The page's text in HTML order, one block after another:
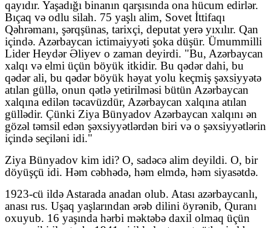
qayıdır. Yaşadığı binanın qarşısında ona hücum edirlər.
Bıçaq və odlu silah. 75 yaşlı alim, Sovet İttifaqı
Qəhrəmanı, şərqşünas, tarixçi, deputat yerə yıxılır. Qan
içində. Azərbaycan ictimaiyyəti şoka düşür. Ümummilli
Lider Heydər Əliyev o zaman deyirdi. "Bu, Azərbaycan
xalqı və elmi üçün böyük itkidir. Bu qədər dahi, bu
qədər ali, bu qədər böyük həyat yolu keçmiş şəxsiyyətə
atılan güllə, onun qətlə yetirilməsi bütün Azərbaycan
xalqına edilən təcavüzdür, Azərbaycan xalqına atılan
güllədir. Çünki Ziya Bünyadov Azərbaycan xalqını ən
gözəl təmsil edən şəxsiyyətlərdən biri və o şəxsiyyətlərin
içində seçiləni idi."
Ziya Bünyadov kim idi? O, sadəcə alim deyildi. O, bir
döyüşçü idi. Həm cəbhədə, həm elmdə, həm siyasətdə.
1923-cü ildə Astarada anadan olub. Atası azərbaycanlı,
anası rus. Uşaq yaşlarından ərəb dilini öyrənib, Quranı
oxuyub. 16 yaşında hərbi məktəbə daxil olmaq üçün